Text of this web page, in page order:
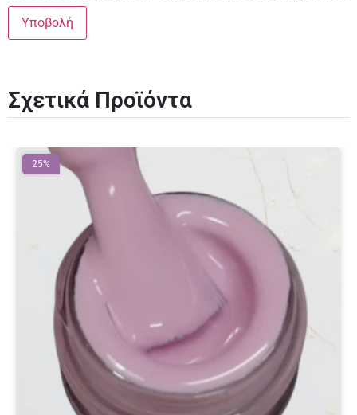
Σχετικά Προϊόντα
25%